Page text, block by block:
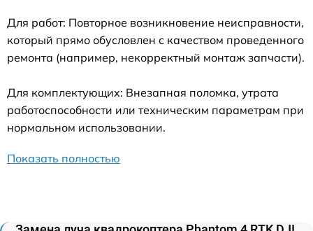
Для работ: Повторное возникновение неисправности,
который прямо обусловлен с качеством проведенного
ремонта (например, некорректный монтаж запчасти).
Для комплектующих: Внезапная поломка, утрата
работоспособности или техническим параметрам при
нормальном использовании.
Показать полностью